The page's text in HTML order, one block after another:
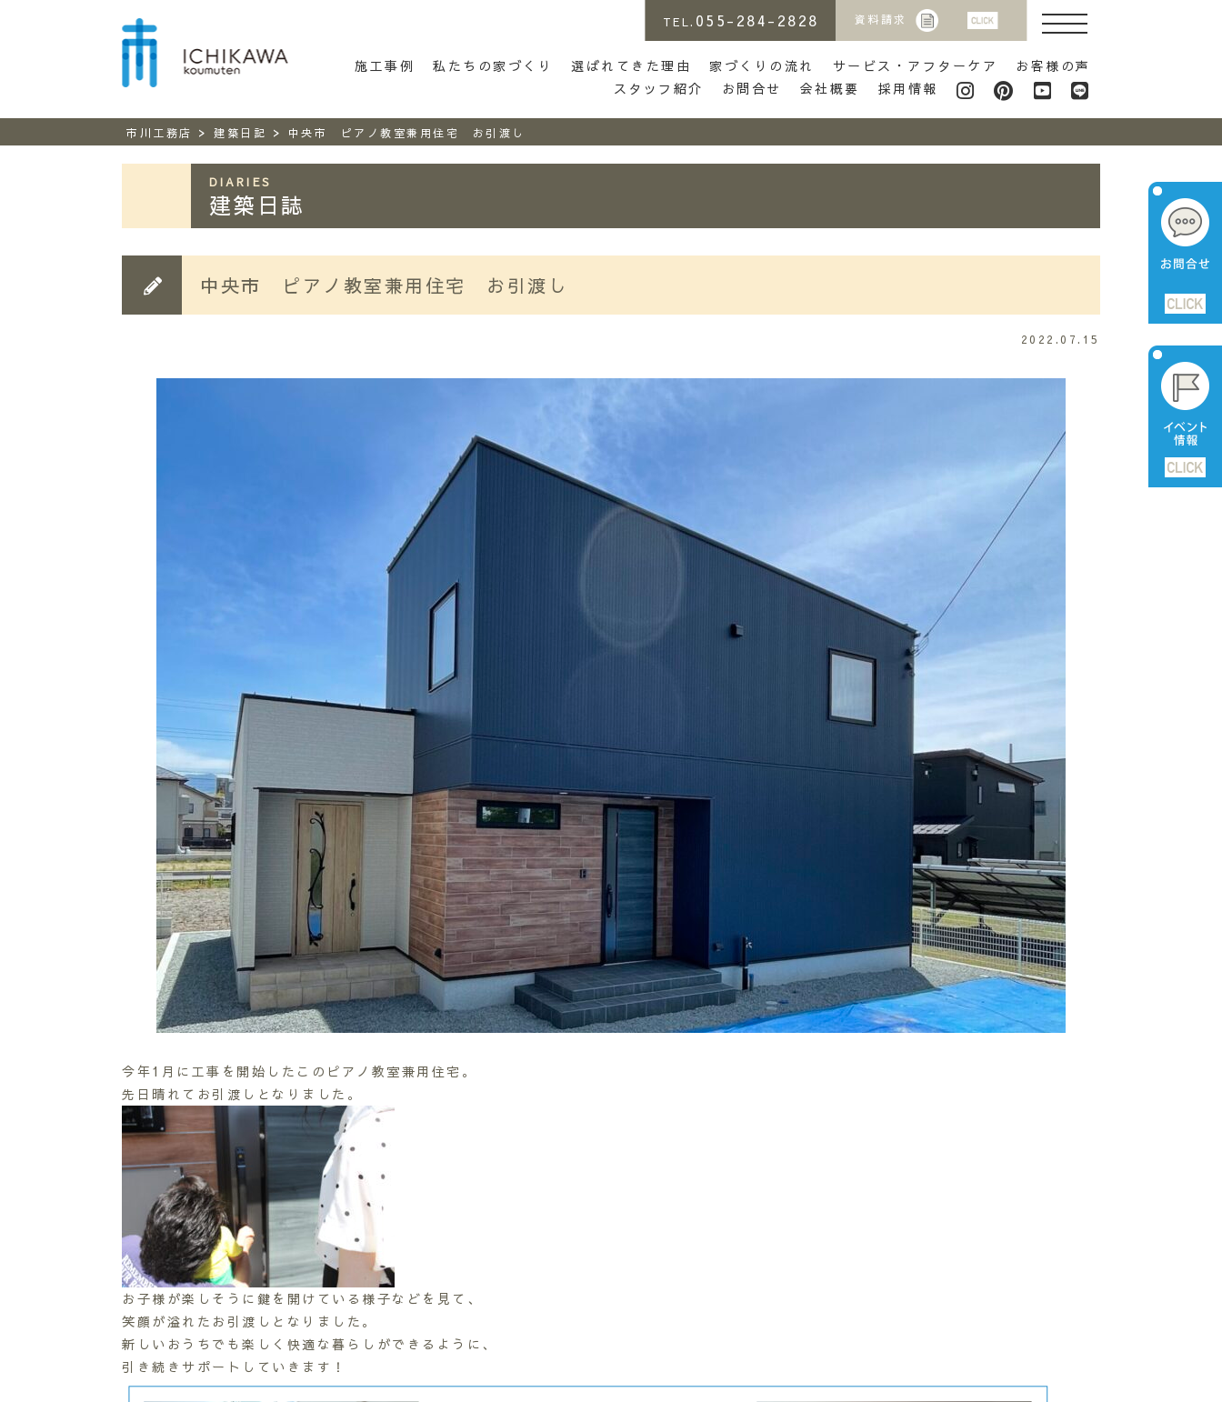
市川工務店 | らしさがある家づくり
TEL. 055-284-2828 資料請求
施工事例 私たちの家づくり 選ばれてきた理由 家づくりの流れ サービス・アフターケア
お客様の声
スタッフ紹介
お問合せ 会社概要 採用情報
市川工務店 >建築日記 > 中央市 ピアノ教室兼用住宅 お引渡し
DIARIES
建築日誌
中央市 ピアノ教室兼用住宅 お引渡し
2022.07.15
今年1月に工事を開始したこのピアノ教室兼用住宅。
先日晴れてお引渡しとなりました。
お子様が楽しそうに鍵を開けている様子などを見て、
笑顔が溢れたお引渡しとなりました。
新しいおうちでも楽しく快適な暮らしができるように、
引き続きサポートしていきます！